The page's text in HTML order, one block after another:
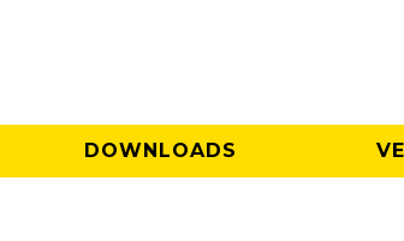
DOWNLOADS